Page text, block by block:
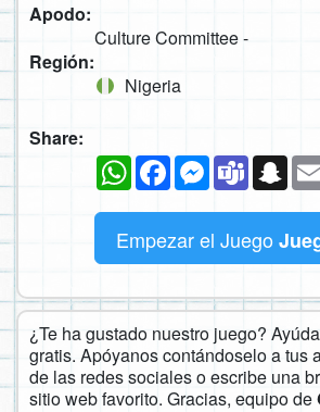
Apodo:
Culture Committee -
Región:
Nigeria
Share:
WhatsAppFacebookMessenger
Teams
Empezar el Juego
¿Te ha gustado nuestro juego?
gratis. Apóyanos contándoselo a tus
de las redes sociales o escribe una
sitio web favorito. Gracias, equipo de